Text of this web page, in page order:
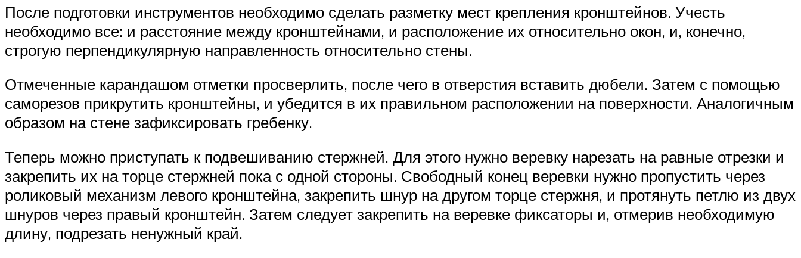
После подготовки инструментов необходимо сделать разметку мест крепления кронштейнов. Учесть
необходимо все: и расстояние между кронштейнами, и расположение их относительно окон, и, конечно,
строгую перпендикулярную направленность относительно стены.
Отмеченные карандашом отметки просверлить, после чего в отверстия вставить дюбели. Затем с помощью
саморезов прикрутить кронштейны, и убедится в их правильном расположении на поверхности. Аналогичным
образом на стене зафиксировать гребенку.
Теперь можно приступать к подвешиванию стержней. Для этого нужно веревку нарезать на равные отрезки и
закрепить их на торце стержней пока с одной стороны. Свободный конец веревки нужно пропустить через
роликовый механизм левого кронштейна, закрепить шнур на другом торце стержня, и протянуть петлю из двух
шнуров через правый кронштейн. Затем следует закрепить на веревке фиксаторы и, отмерив необходимую
длину, подрезать ненужный край.